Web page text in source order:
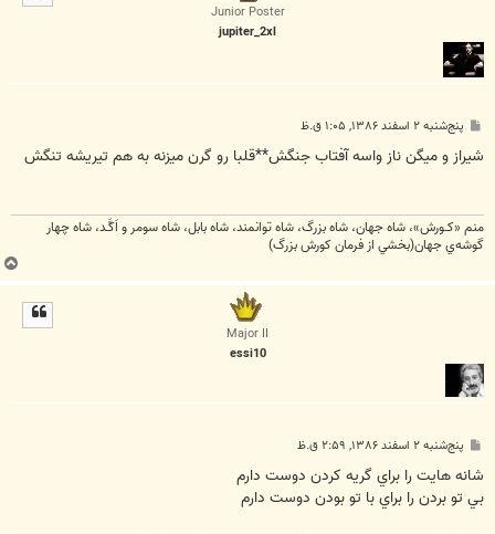
Junior Poster
jupiter_2xl
پ
ت
پنج‌شنبه ۲ اسفند ۱۳۸۶, ۱:۰۵ ق.ظ
شيراز و ميگن ناز واسه آفتاب جنگش**قلبا رو گرن ميزنه به هم تيريشه تنگش
منم «كـورش»، شاه جهان، شاه بزرگ، شاه توانمند، شاه بابل، شاه سومر و اَكَّـد، شاه چهار
گوشه‌ي جهان(بخشي از فرمان كورش بزرگ)
ب
ا
Major II
essi10
پ
ت
پنج‌شنبه ۲ اسفند ۱۳۸۶, ۲:۵۹ ق.ظ
شانه هايت را براي گريه كردن دوست دارم
بي تو بردن را براي با تو بودن دوست دارم